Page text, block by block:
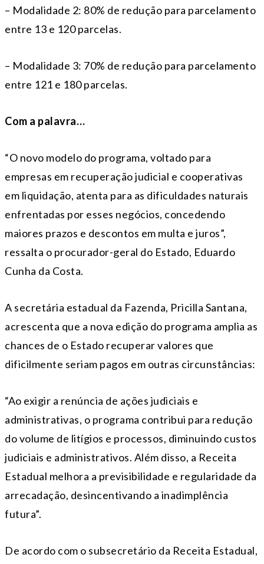
– Modalidade 2: 80% de redução para parcelamento
entre 13 e 120 parcelas.
– Modalidade 3: 70% de redução para parcelamento
entre 121 e 180 parcelas.
Com a palavra…
“O novo modelo do programa, voltado para
empresas em recuperação judicial e cooperativas
em liquidação, atenta para as dificuldades naturais
enfrentadas por esses negócios, concedendo
maiores prazos e descontos em multa e juros”,
ressalta o procurador-geral do Estado, Eduardo
Cunha da Costa.
A secretária estadual da Fazenda, Pricilla Santana,
acrescenta que a nova edição do programa amplia as
chances de o Estado recuperar valores que
dificilmente seriam pagos em outras circunstâncias:
“Ao exigir a renúncia de ações judiciais e
administrativas, o programa contribui para redução
do volume de litígios e processos, diminuindo custos
judiciais e administrativos. Além disso, a Receita
Estadual melhora a previsibilidade e regularidade da
arrecadação, desincentivando a inadimplência
futura”.
De acordo com o subsecretário da Receita Estadual,